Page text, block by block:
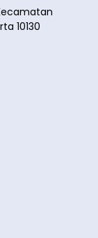
10130